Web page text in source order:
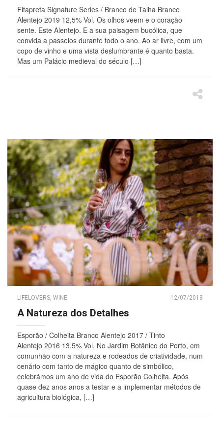
Fitapreta Signature Series / Branco de Talha Branco
Alentejo 2019 12,5% Vol. Os olhos veem e o coração
sente. Este Alentejo. E a sua paisagem bucólica, que
convida a passeios durante todo o ano. Ao ar livre, com um
copo de vinho e uma vista deslumbrante é quanto basta.
Mas um Palácio medieval do século […]
LIFELOVERS WINE 12/07/2018
A Natureza dos Detalhes
Esporão / Colheita Branco Alentejo 2017 / Tinto
Alentejo 2016 13,5% Vol. No Jardim Botânico do Porto, em
comunhão com a natureza e rodeados de criatividade, num
cenário com tanto de mágico quanto de simbólico,
celebrámos um ano de vida do Esporão Colheita. Após
quase dez anos anos a testar e a implementar métodos de
agricultura biológica, […]